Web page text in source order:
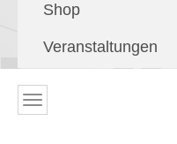
Shop
Veranstaltungen